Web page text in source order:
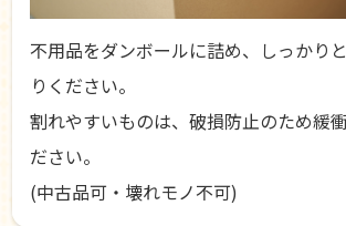
不用品をダンボールに詰め、しっかり
りください。
割れやすいものは、破損防止のため緩
ださい。
(中古品可・壊れモノ不可)